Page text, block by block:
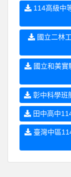
114高級中
國立二林
國立和美
彰中科學班
田中高中
臺灣中區